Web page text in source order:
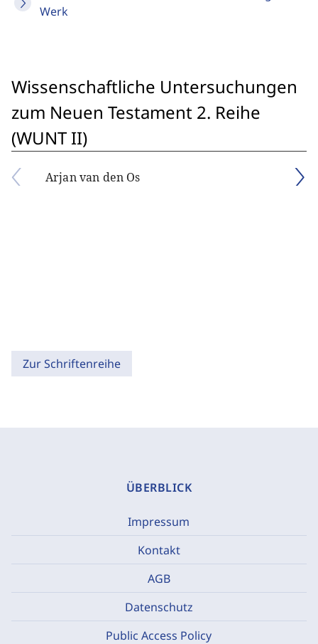
Werk
Wissenschaftliche Untersuchungen
zum Neuen Testament 2. Reihe
(WUNT II)
Arjan van den Os
Zur Schriftenreihe
ÜBERBLICK
Impressum
Kontakt
AGB
Datenschutz
Public Access Policy